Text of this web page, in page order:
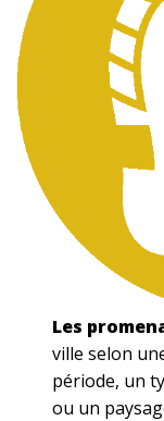
Les
ville selon
période, un
ou un